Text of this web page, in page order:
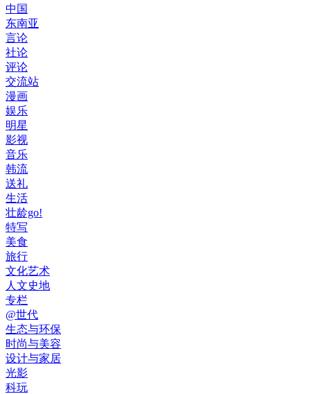
中国
东南亚
言论
社论
评论
交流站
漫画
娱乐
明星
影视
音乐
韩流
送礼
生活
壮龄go!
特写
美食
旅行
文化艺术
人文史地
专栏
@世代
生态与环保
时尚与美容
设计与家居
光影
科玩